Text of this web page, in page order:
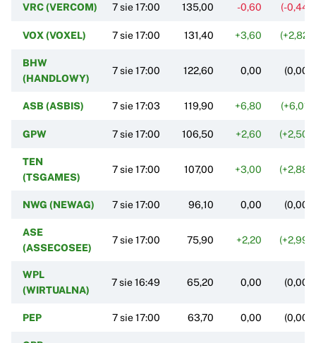
VRC (VERCOM) 7 sie 17:00 135,00 -0,60 (-
VOX (VOXEL) 7 sie 17:00 131,40 +3,60
BHW
(HANDLOWY)
7 sie 17:00 122,60 0,00
ASB (ASBIS) 7 sie 17:03 119,90 +6,80
GPW 7 sie 17:00 106,50 +2,60
TEN
(TSGAMES)
7 sie 17:00 107,00 +3,00
NWG (NEWAG) 7 sie 17:00 96,10 0,00
ASE
(ASSECOSEE)
7 sie 17:00 75,90 +2,20
WPL
(WIRTUALNA)
7 sie 16:49 65,20 0,00
PEP 7 sie 17:00 63,70 0,00